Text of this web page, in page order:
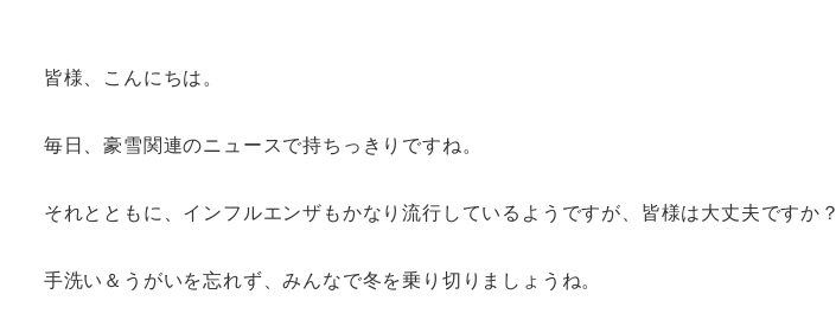
皆様、こんにちは。
毎日、豪雪関連のニュースで持ちっきりですね。
それとともに、インフルエンザもかなり流行しているようですが、皆様は大丈夫ですか？
手洗い＆うがいを忘れず、みんなで冬を乗り切りましょうね。